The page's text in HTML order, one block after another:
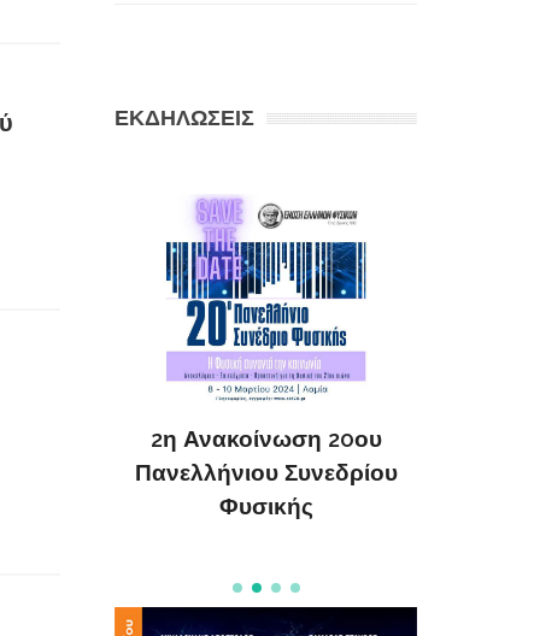
ΕΚΔΗΛΩΣΕΙΣ
2η Ανακοίνωση 20ου
Πανελλήνιου Συνεδρίου
Φυσικής